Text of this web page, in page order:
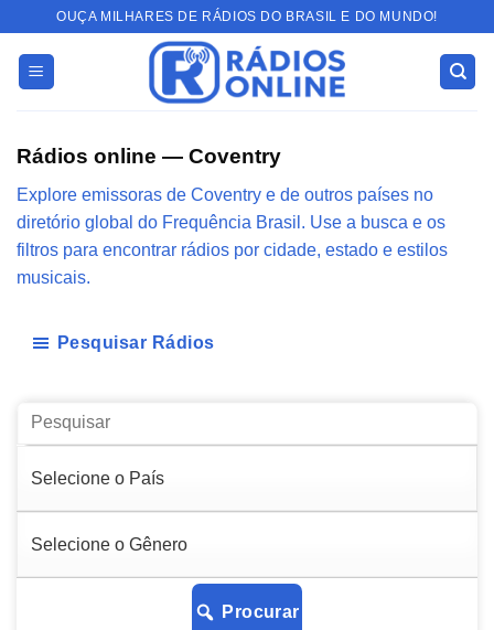
content
OUÇA MILHARES DE RÁDIOS DO BRASIL E DO MUNDO!
Rádios online — Coventry
Explore emissoras de Coventry e de outros países no
diretório global do Frequência Brasil. Use a busca e os
filtros para encontrar rádios por cidade, estado e estilos
musicais.
Pesquisar Rádios
Procurar